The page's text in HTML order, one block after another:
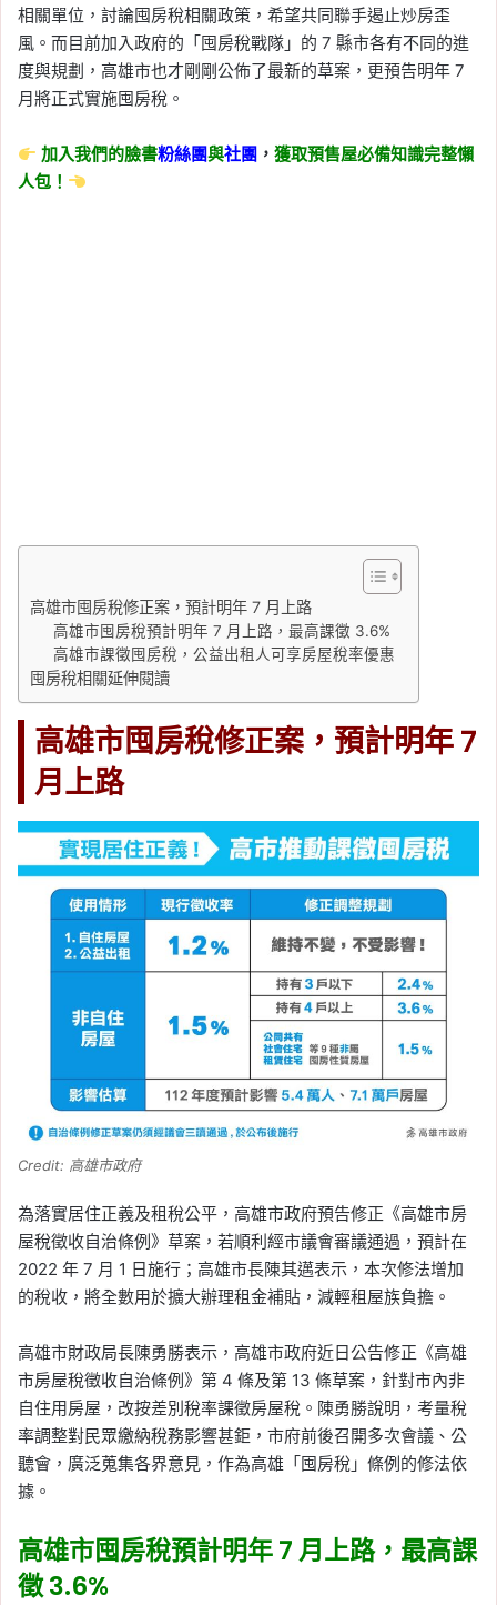
相關單位，討論囤房稅相關政策，希望共同聯手遏止炒房歪
風。而目前加入政府的「囤房稅戰隊」的 7 縣市各有不同的進
度與規劃，高雄市也才剛剛公佈了最新的草案，更預告明年 7
月將正式實施囤房稅。
加入我們的臉書粉絲團與社團 ，獲取預售屋必備知識完整懶
人包！
高雄市囤房稅修正案，預計明年 7 月上路
高雄市囤房稅預計明年 7 月上路，最高課徵 3.6%
高雄市課徵囤房稅，公益出租人可享房屋稅率優惠
囤房稅相關延伸閱讀
高雄市囤房稅修正案，預計明年 7
月上路
Credit: 高雄市政府
為落實居住正義及租稅公平，高雄市政府預告修正《高雄市房
屋稅徵收自治條例》草案，若順利經市議會審議通過，預計在
2022 年 7 月 1 日施行；高雄市長陳其邁表示，本次修法增加
的稅收，將全數用於擴大辦理租金補貼，減輕租屋族負擔。
高雄市財政局長陳勇勝表示，高雄市政府近日公告修正《高雄
市房屋稅徵收自治條例》第 4 條及第 13 條草案，針對市內非
自住用房屋，改按差別稅率課徵房屋稅。陳勇勝說明，考量稅
率調整對民眾繳納稅務影響甚鉅，市府前後召開多次會議、公
聽會，廣泛蒐集各界意見，作為高雄「囤房稅」條例的修法依
據。
高雄市囤房稅預計明年 7 月上路，最高課
徵 3.6%